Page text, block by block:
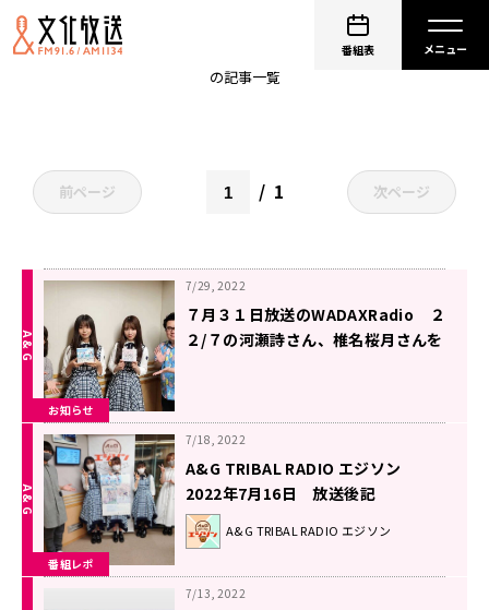
番組表
の記事一覧
前ページ 1 次ページ
お知らせ
7/29, 2022
７月３１日放送のWADAXRadio ２
２/７の河瀬詩さん、椎名桜月さんを
番組レポ
7/18, 2022
A&G TRIBAL RADIO エジソン
2022年7月16日 放送後記
A&G TRIBAL RADIO エジソン
7/13, 2022